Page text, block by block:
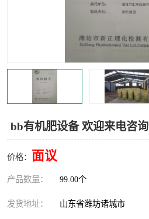
bb有机肥设备 欢迎来电咨询
价格： 面议
产品数量： 99.00个
发货地址： 山东省潍坊诸城市